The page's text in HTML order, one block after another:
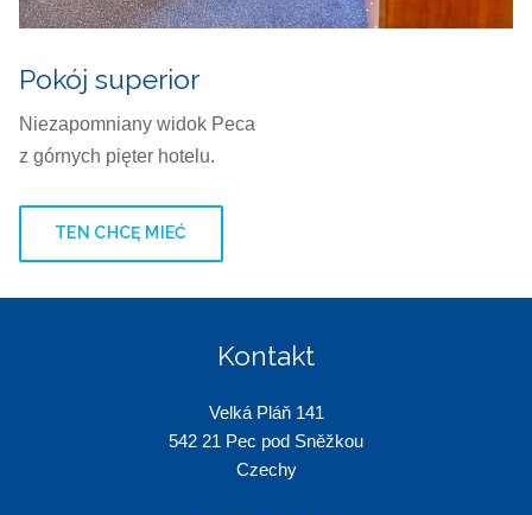
Pokój superior
Niezapomniany widok Peca
z górnych pięter hotelu.
TEN CHCĘ MIEĆ
Kontakt
Velká Pláň 141
542 21 Pec pod Sněžkou
Czechy